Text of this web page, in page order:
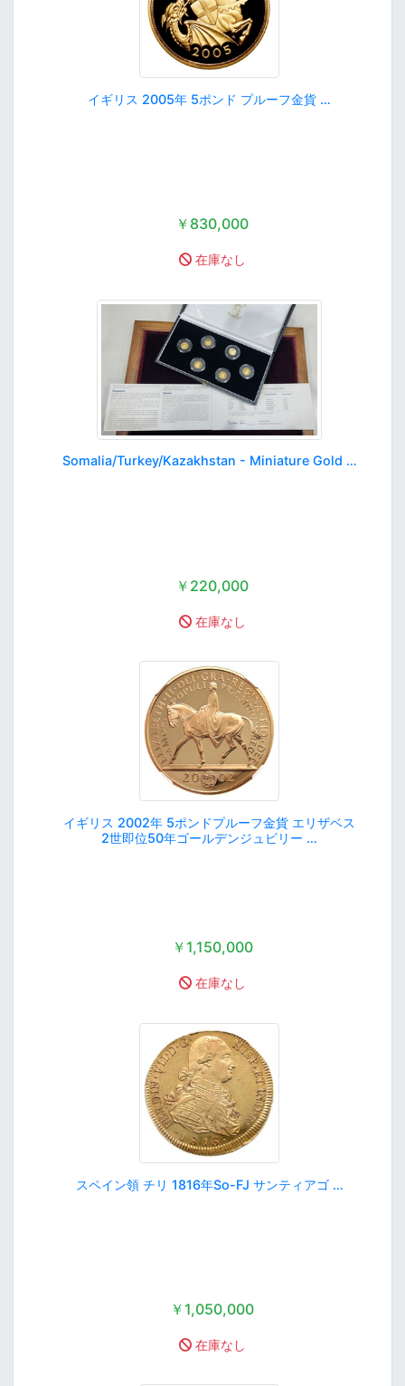
イギリス 2005年 5ポンド プルーフ金貨 …
￥830,000
在庫なし
Somalia/Turkey/Kazakhstan - Miniature Gold …
￥220,000
在庫なし
イギリス 2002年 5ポンドプルーフ金貨 エリザベス
2世即位50年ゴールデンジュビリー …
￥1,150,000
在庫なし
スペイン領 チリ 1816年So-FJ サンティアゴ …
￥1,050,000
在庫なし